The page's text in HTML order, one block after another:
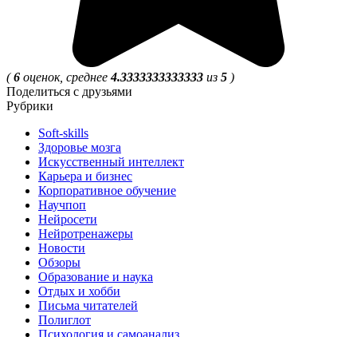
(6 оценок, среднее4.3333333333333 из 5 )
Поделиться с друзьями
Рубрики
Soft-skills
Здоровье мозга
Искусственный интеллект
Карьера и бизнес
Корпоративное обучение
Научпоп
Нейросети
Нейротренажеры
Новости
Обзоры
Образование и наука
Отдых и хобби
Письма читателей
Полиглот
Психология и самоанализ